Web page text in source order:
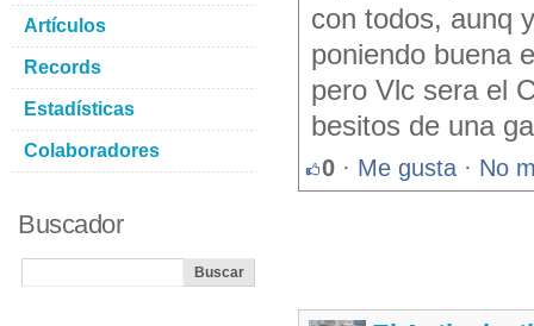
con todos, aunq
poniendo buena
pero Vlc sera el
besitos de una
0 · Me gusta · No
Artículos
Records
Estadísticas
Colaboradores
Buscador